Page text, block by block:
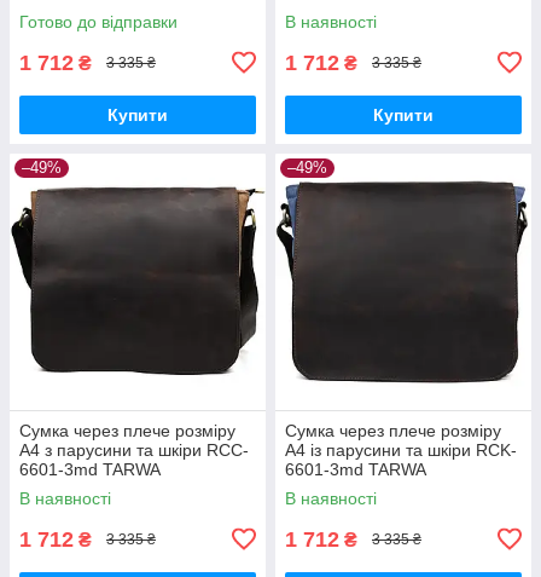
Готово до відправки
1 712 ₴ 3 335 ₴
Купити
В наявності
1 712 ₴ 3 335 ₴
Купити
–49%
Сумка через плече розміру
А4 з парусини та шкіри RCC-
6601-3md TARWA
В наявності
1 712 ₴ 3 335 ₴
–49%
Сумка через плече розміру
А4 із парусини та шкіри RCK-
6601-3md TARWA
В наявності
1 712 ₴ 3 335 ₴